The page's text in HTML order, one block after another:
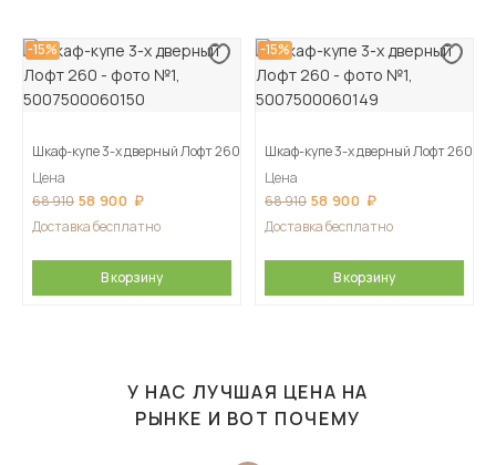
-15%
Шкаф-купе 3-х дверный Лофт 260
Цена
68 910 58 900
Доставка бесплатно
В корзину
-15%
Шкаф-купе 3-х дверный Лофт 260
Цена
68 910 58 900
Доставка бесплатно
В корзину
У НАС ЛУЧШАЯ ЦЕНА НА
РЫНКЕ И ВОТ ПОЧЕМУ